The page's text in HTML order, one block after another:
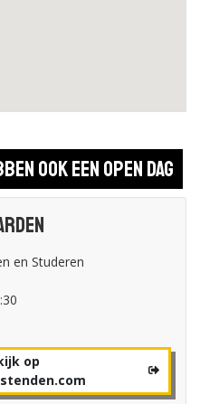
ook een open dag
en Studeren
op